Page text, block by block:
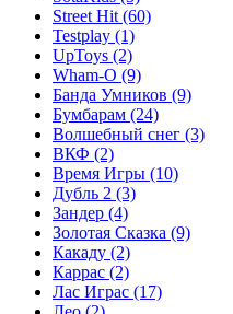
Street Hit (60)
Testplay (1)
UpToys (2)
Wham-O (9)
Банда Умников (9)
Бумбарам (24)
Волшебный снег (3)
ВКФ (2)
Время Игры (10)
Дубль 2 (3)
Зандер (4)
Золотая Сказка (9)
Какаду (2)
Каррас (2)
Лас Играс (17)